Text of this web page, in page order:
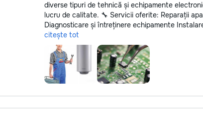
diverse tipuri de tehnică și echipamente
lucru de calitate. 🔧 Servicii oferite: Reparații
Diagnosticare și întreținere echipamente
citește tot